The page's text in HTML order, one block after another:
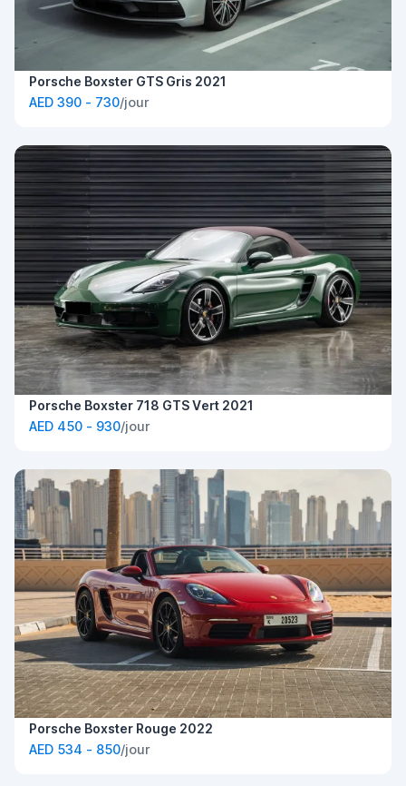
Porsche Boxster GTS Gris 2021
AED 390 - 730/jour
Porsche Boxster 718 GTS Vert 2021
AED 450 - 930/jour
Porsche Boxster Rouge 2022
AED 534 - 850/jour